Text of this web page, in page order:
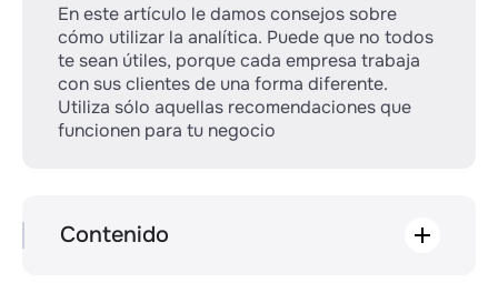
En este artículo le damos consejos sobre
cómo utilizar la analítica. Puede que no todos
te sean útiles, porque cada empresa trabaja
con sus clientes de una forma diferente.
Utiliza sólo aquellas recomendaciones que
funcionen para tu negocio
Contenido